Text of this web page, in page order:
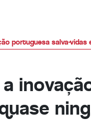
portuguesa salva-vidas